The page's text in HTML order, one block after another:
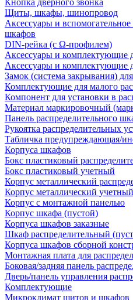
Кнопка дверного звонка
Щиты, шкафы, шинопровод
Аксессуары и
шкафов
DIN-рейка (с Ω-профилем)
Аксессуары и комплектующие
Аксессуары и комплектующие
Замок (система закрывания)
Комплектующие для малого
Компонент для установки в
Материал маркировочный
Панель распределительного
Рукоятка распределительных
Табличка предупреждающая/
Корпуса шкафов
Бокс пластиковый
Бокс пластиковый учетный
Корпус металлический
Корпус металлический учетный
Корпус с монтажной панелью
Корпус шкафа (пустой)
Корпуса шкафов заказные
Шкаф распределительный
Корпуса шкафов сборной
Монтажная плата для
Боковая/задняя панель
Дверь/панель управления
Комплектующие
Микроклимат щитов и шкафов